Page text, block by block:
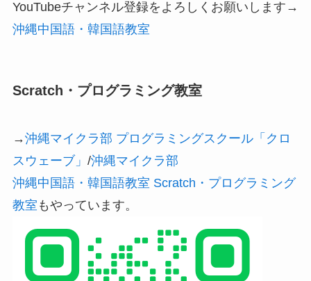
YouTubeチャンネル登録をよろしくお願いします→
沖縄中国語・韓国語教室
Scratch・プログラミング教室
→沖縄マイクラ部 プログラミングスクール「クロ
スウェーブ」 /沖縄マイクラ部
沖縄中国語・韓国語教室 Scratch・プログラミング
教室 もやっています。